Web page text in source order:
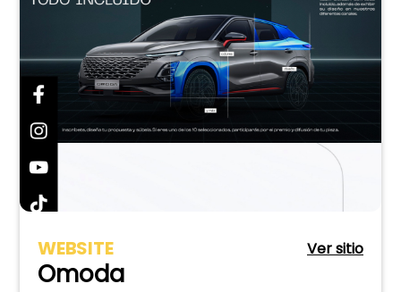
WEBSITE
Omoda
Ver sitio